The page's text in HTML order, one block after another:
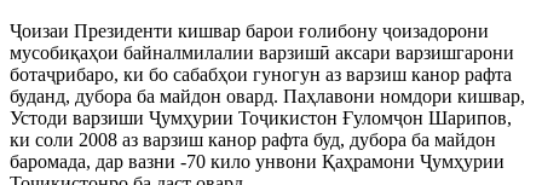
Ҷоизаи Президенти кишвар барои ғолибону ҷоизадорони
мусобиқаҳои байналмилалии варзишӣ аксари варзишгарони
ботаҷрибаро, ки бо сабабҳои гуногун аз варзиш канор рафта
буданд, дубора ба майдон овард. Паҳлавони номдори кишвар,
Устоди варзиши Ҷумҳурии Тоҷикистон Ғуломҷон Шарипов,
ки соли 2008 аз варзиш канор рафта буд, дубора ба майдон
баромада, дар вазни -70 кило унвони Қаҳрамони Ҷумҳурии